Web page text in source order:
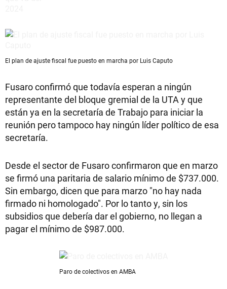
El plan de ajuste fiscal fue puesto en marcha por Luis Caputo
Fusaro confirmó que todavía esperan a ningún
representante del bloque gremial de la UTA y que
están ya en la secretaría de Trabajo para iniciar la
reunión pero tampoco hay ningún líder político de esa
secretaría.
Desde el sector de Fusaro confirmaron que en marzo
se firmó una paritaria de salario mínimo de $737.000.
Sin embargo, dicen que para marzo "no hay nada
firmado ni homologado". Por lo tanto y, sin los
subsidios que debería dar el gobierno, no llegan a
pagar el mínimo de $987.000.
Paro de colectivos en AMBA